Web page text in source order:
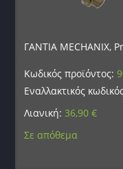
ΓΑΝΤΙΑ MECHANIX,
Κωδικός προϊόντος:
Εναλλακτικός
Λιανική: 36,90€
Σε απόθεμα